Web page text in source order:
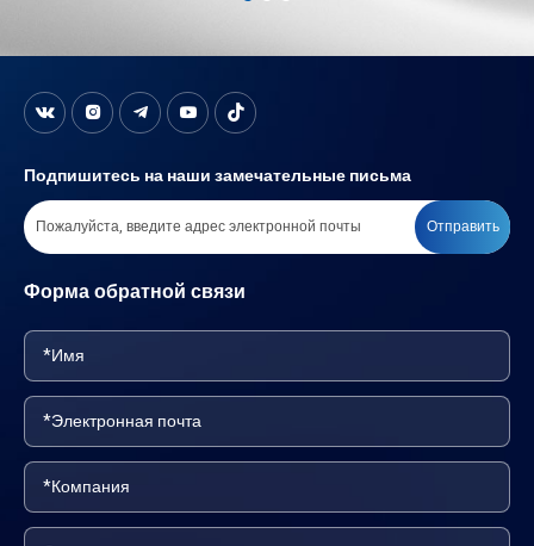
Форма обратной связи
Подпишитесь на наши замечательные письма
Отправить